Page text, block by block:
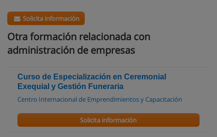
Solicita información
Otra formación relacionada con
administración de empresas
Curso de Especialización en Ceremonial
Exequial y Gestión Funeraria
Centro Internacional de Emprendimientos y Capacitación
Solicita información